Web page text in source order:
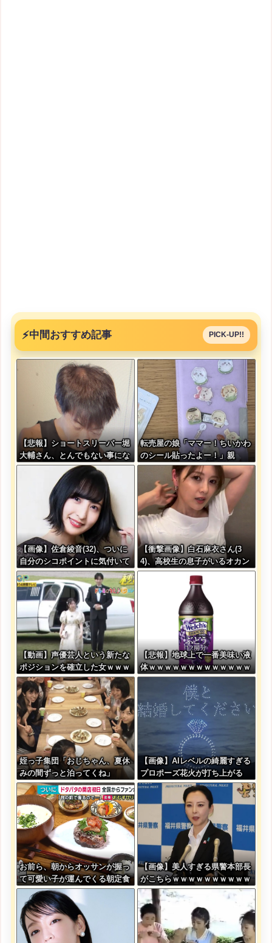
⚡中間おすすめ記事 PICK-UP!!
【悲報】ショートスリーバー堀
大輔さん、とんでもない事にな
る・・・
転売屋の娘「ママー！ちいかわ
のシール貼ったよー！」親
「！！！！！！」→
【画像】佐倉綾音(32)、ついに
自分のシコポイントに気付いて
しまう・・・
【衝撃画像】白石麻衣さん(3
4)、高校生の息子がいるオカン
みたいになってしまう・・・
【動画】声優芸人という新たな
ポジションを確立した女ｗｗｗ
ｗｗｗｗｗｗｗｗｗｗｗｗｗｗ
ｗ
【悲報】地球上で一番美味い液
体ｗｗｗｗｗｗｗｗｗｗｗｗｗ
ｗｗｗｗｗｗｗｗｗｗｗｗｗｗ
ｗｗｗｗｗｗ
姪っ子集団「おじちゃん、夏休
みの間ずっと泊ってくね」
【画像】AIレベルの綺麗すぎる
プロポーズ花火が打ち上がる
㊗????
お前ら、朝からオッサンが握っ
て可愛い子が運んでくる朝定食
（2200円）頼める？
【画像】美人すぎる県警本部長
がこちらｗｗｗｗｗｗｗｗｗｗ